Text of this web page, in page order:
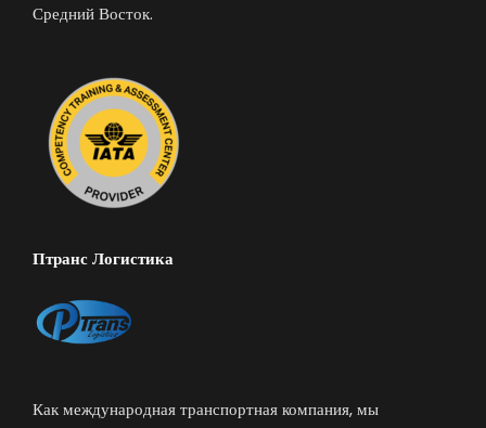
Средний Восток.
Птранс Логистика
Как международная транспортная компания, мы